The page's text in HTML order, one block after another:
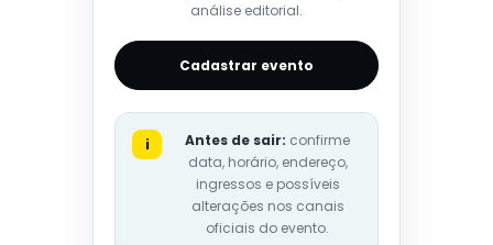
análise editorial.
Cadastrar evento
i Antes de sair: confirme
data, horário, endereço,
ingressos e possíveis
alterações nos canais
oficiais do evento.